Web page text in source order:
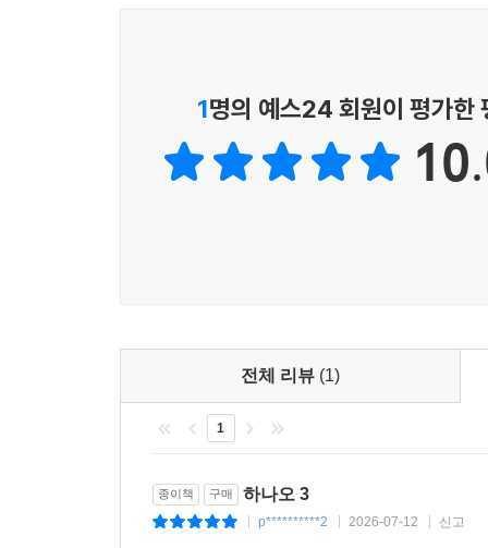
1명의 예스24 회원이 평가한
전체 리뷰 (1)
1
종이책 구매 하나오 3
p**********2 2026-07-12 신고